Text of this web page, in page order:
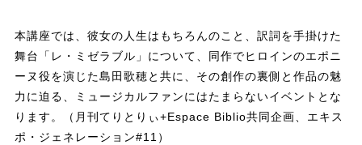
本講座では、彼女の人生はもちろんのこと、訳詞を手掛けた
舞台「レ・ミゼラブル」について、同作でヒロインのエポニ
ーヌ役を演じた島田歌穂と共に、その創作の裏側と作品の魅
力に迫る、ミュージカルファンにはたまらないイベントとな
ります。（月刊てりとりぃ+Espace Biblio共同企画、エキス
ポ・ジェネレーション#11）